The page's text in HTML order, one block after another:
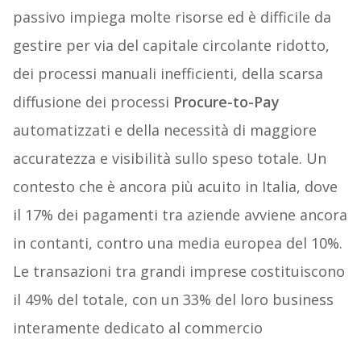
passivo impiega molte risorse ed è difficile da
gestire per via del capitale circolante ridotto,
dei processi manuali inefficienti, della scarsa
diffusione dei processi Procure-to-Pay
automatizzati e della necessità di maggiore
accuratezza e visibilità sullo speso totale. Un
contesto che è ancora più acuito in Italia, dove
il 17% dei pagamenti tra aziende avviene ancora
in contanti, contro una media europea del 10%.
Le transazioni tra grandi imprese costituiscono
il 49% del totale, con un 33% del loro business
interamente dedicato al commercio